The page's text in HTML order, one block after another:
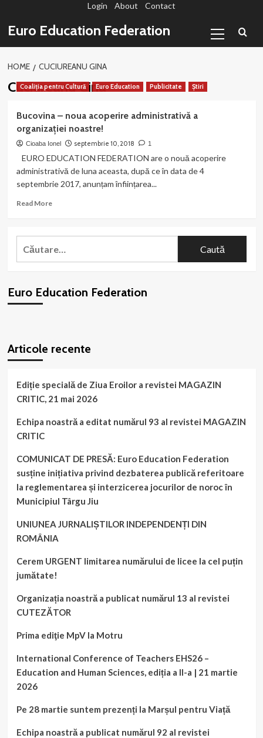
conținut
Login About Contact
Euro Education Federation
Menu
HOME CUCIUREANU GINA
Cuciureanu Gina
Coaliția pentru Cultură Euro Education Publicitate Știri
Bucovina – noua acoperire administrativă a
organizației noastre!
Cioaba Ionel septembrie 10, 2018 1
EURO EDUCATION FEDERATION are o nouă acoperire
administrativă de luna aceasta, după ce în data de 4
septembrie 2017, anunțam înființarea...
Read MoreRead
Bucovina
–
a
Caută
Euro Education Federation
Articole recente
Ediție specială de Ziua Eroilor a revistei MAGAZIN
CRITIC, 21 mai 2026
Echipa noastră a editat numărul 93 al revistei MAGAZIN
CRITIC
COMUNICAT DE PRESĂ: Euro Education Federation
susține inițiativa privind dezbaterea publică referitoare
la reglementarea și interzicerea jocurilor de noroc în
Municipiul Târgu Jiu
UNIUNEA JURNALIȘTILOR INDEPENDENȚI DIN
ROMÂNIA
Cerem URGENT limitarea numărului de licee la cel puțin
jumătate!
Organizația noastră a publicat numărul 13 al revistei
CUTEZĂTOR
Prima ediţie MpV la Motru
International Conference of Teachers EHS26 –
Education and Human Sciences, ediția a II-a | 21 martie
2026
Pe 28 martie suntem prezenți la Marșul pentru Viață
Echipa noastră a publicat numărul 92 al revistei